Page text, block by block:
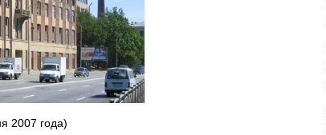
2007 года)